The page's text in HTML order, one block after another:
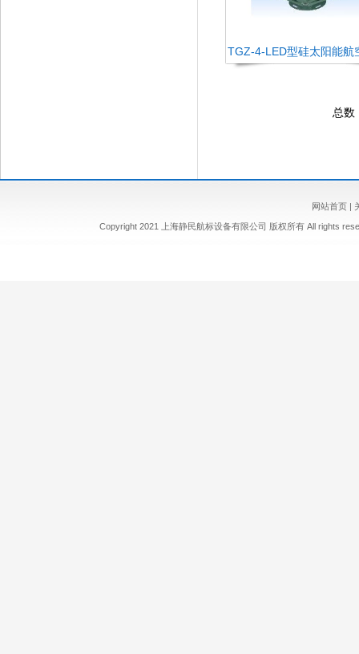
TGZ-4-LED型硅太阳能航
总数
网站首页|
Copyright 2021 上海静民航标设备有限公司 版权所有 All rights